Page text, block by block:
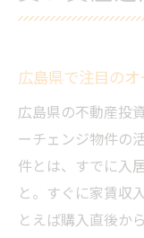
広島県で注目の
広島県の不動産投
ーチェンジ物件の
件とは、すでに入
と。すぐに家賃収
とえば購入直後か